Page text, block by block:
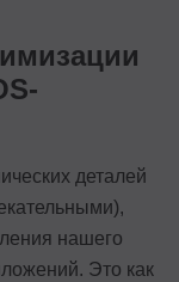
деталей
нашего
Это как